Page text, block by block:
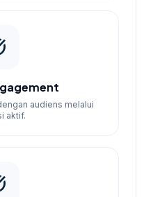
audiens melalui
aktif.